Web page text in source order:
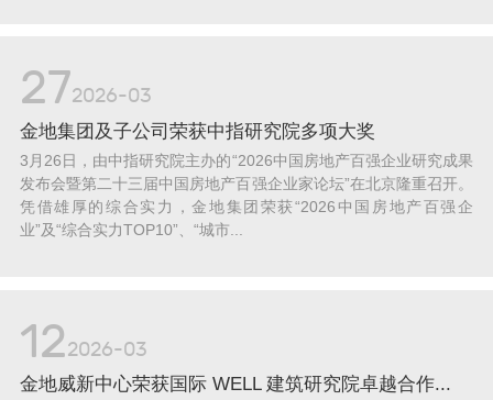
272026-03
金地集团及子公司荣获中指研究院多项大奖
3月26日，由中指研究院主办的“2026中国房地产百强企业研究成果
发布会暨第二十三届中国房地产百强企业家论坛”在北京隆重召开。
凭借雄厚的综合实力，金地集团荣获“2026中国房地产百强企
业”及“综合实力TOP10”、“城市...
122026-03
金地威新中心荣获国际 WELL 建筑研究院卓越合作...